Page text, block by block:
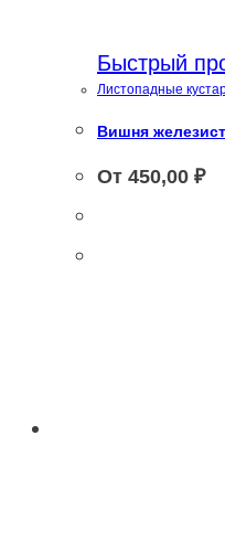
Быстрый
Листопадные
Вишня
От 450,00 ₽